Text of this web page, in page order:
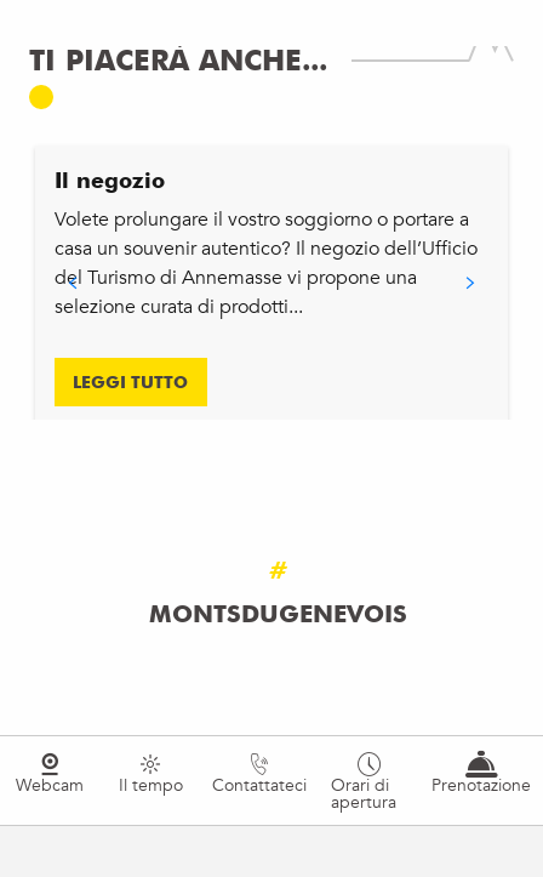
TI PIACERÀ ANCHE...
Il negozio
Volete prolungare il vostro soggiorno o portare a
casa un souvenir autentico? Il negozio dell’Ufficio
del Turismo di Annemasse vi propone una
selezione curata di prodotti...
LEGGI TUTTO
#
MONTSDUGENEVOIS
Webcam Il tempo Contattateci Orari di
apertura
Prenotazione